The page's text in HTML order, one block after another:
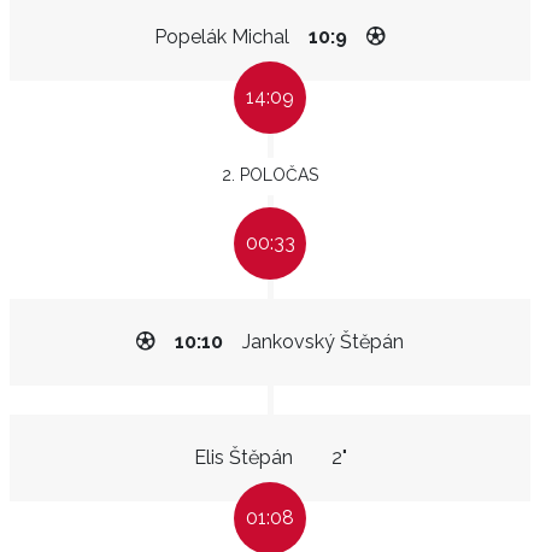
Popelák Michal 10:9
14:09
2. POLOČAS
00:33
Jankovský Štěpán
10:10
Elis Štěpán 2"
01:08